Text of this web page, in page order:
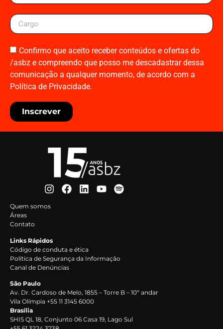
Confirmo que aceito receber conteúdos e ofertas do
/asbz e compreendo que posso me descadastrar dessa
comunicação a qualquer momento, de acordo com a
Política de Privacidade.
Inscrever
Quem somos
Áreas
Contato
Links Rápidos
Código de conduta e ética
Política de Segurança da Informação
Canal de Denúncias
São Paulo
Av. Dr. Cardoso de Melo, 1855 – Torre B – 10º andar
Vila Olímpia +55 11 3145 6000
Brasília
SHIS QL 18, Conjunto 06 Casa 19, Lago Sul